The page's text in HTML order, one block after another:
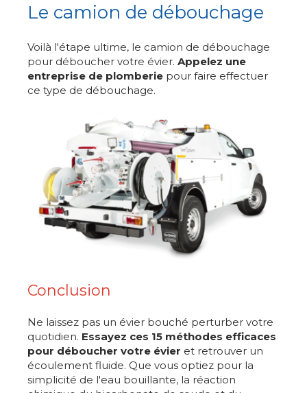
Le camion de débouchage
Voilà l'étape ultime, le camion de débouchage
pour déboucher votre évier. Appelez une
entreprise de plomberie pour faire effectuer
ce type de débouchage.
Conclusion
Ne laissez pas un évier bouché perturber votre
quotidien. Essayez ces 15 méthodes efficaces
pour déboucher votre évier et retrouver un
écoulement fluide. Que vous optiez pour la
simplicité de l'eau bouillante, la réaction